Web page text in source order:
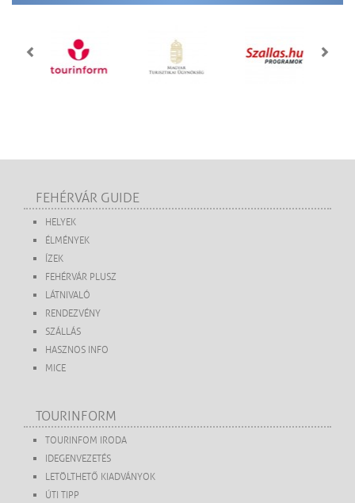
FEHÉRVÁR GUIDE
HELYEK
ÉLMÉNYEK
ÍZEK
FEHÉRVÁR PLUSZ
LÁTNIVALÓ
RENDEZVÉNY
SZÁLLÁS
HASZNOS INFO
MICE
TOURINFORM
TOURINFOM IRODA
IDEGENVEZETÉS
LETÖLTHETŐ KIADVÁNYOK
ÚTI TIPP